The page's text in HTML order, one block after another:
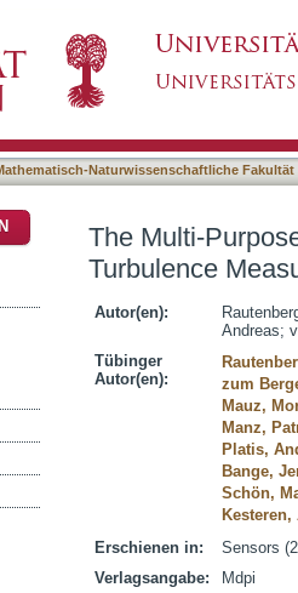
Layer
Naturwissenschaftliche Fakultät
The Multi-
Turbulence
Autor(en):
Andreas;
Tübinger
Autor(en):
zum
Mauz,
Manz,
Platis,
Bange,
Schön,
Erschienen in:
Sensors
Verlagsangabe:
Mdpi